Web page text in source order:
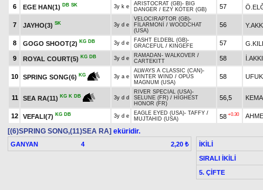
6 EGE HAN(1) DB SK 3y k e ARISTOCRAT (GB)- BIG
DANGER / EZY KOTER (GB) 57
7 JAYHO(3) SK 3y d e
VELOCIRAPTOR (GB)-
FİLARMONİ
/ WOODCHAT
(USA)
56
8 GOGO SHOOT(2) KG DB 3y d e FASHT ELDEBL (GB)-
GRACEFUL / KINGEFE 57
9 ROYAL COURT(5) KG DB 3y d e RAMADAN - WALKOVER /
CARTEKITT
58
10 SPRING SONG(6) KG 3y a e
ALWAYS A CLASSIC (CAN)-
WINTER WIND / OPUS
MAGNUM (USA)
58
11 SEA RA(11) KG K DB 3y d d
RIVER SPECIAL (USA)-
SELUNE (FR) / HIGHEST
HONOR (FR)
56,5
12 VEFALI(7) KG DB 3y d e EAGLE EYED (USA)- TAFFY /
MUJTAHID (USA)
58 +0.30
[(6)SPRING SONG,(11)SEA RA] eküridir.
GANYAN 4 2,20 ₺
İKİLİ
SIRALI İKİLİ
5. ÇİFTE